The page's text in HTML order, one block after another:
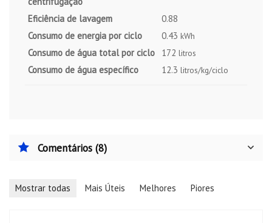
Eficiência de lavagem
0.88
Consumo de energia por ciclo
0.43 kWh
Consumo de água total por ciclo 172 litros
Consumo de água específico 12.3 litros/kg/ciclo
Comentários (8)
Mostrar todas Mais Úteis Melhores Piores